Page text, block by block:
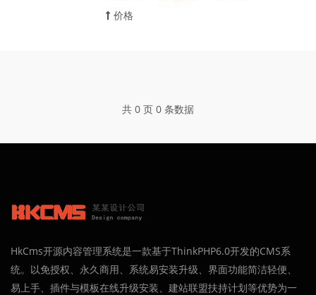
价格
共 0 页 0 条数据
HkCms开源内容管理系统是一款基于ThinkPHP6.0开发的CMS系
统。以免授权、永久商用、系统易安装升级、界面功能简洁轻便、
易上手、插件与模板在线升级安装、建站联盟扶持计划等优势为一